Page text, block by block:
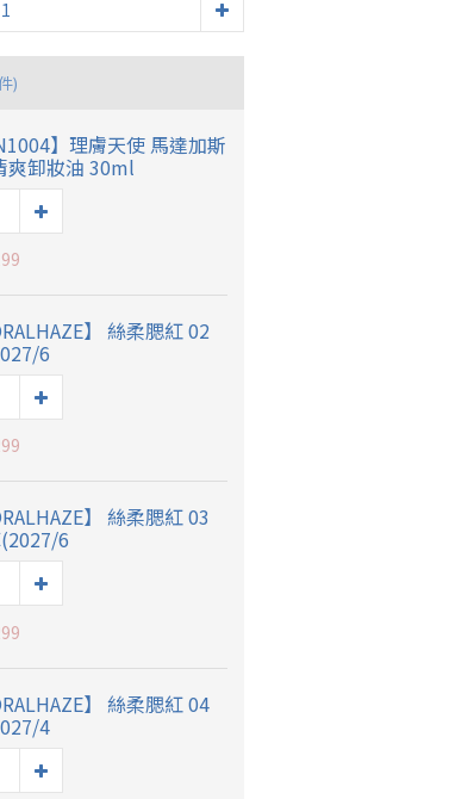
)
】理膚天使 馬達加斯
爽卸妝油 30ml
】 絲柔腮紅 02
6
】 絲柔腮紅 03
6
】 絲柔腮紅 04
4